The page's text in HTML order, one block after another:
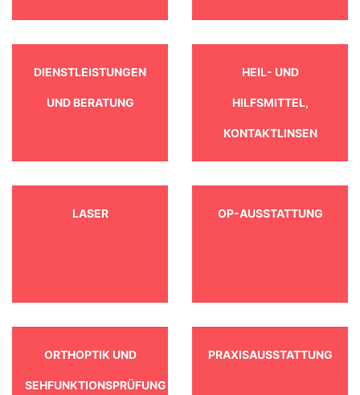
DIENSTLEISTUNGEN
UND BERATUNG
HEIL- UND
HILFSMITTEL,
KONTAKTLINSEN
LASER OP-AUSSTATTUNG
ORTHOPTIK UND
SEHFUNKTIONSPRÜFUNG
PRAXISAUSSTATTUNG